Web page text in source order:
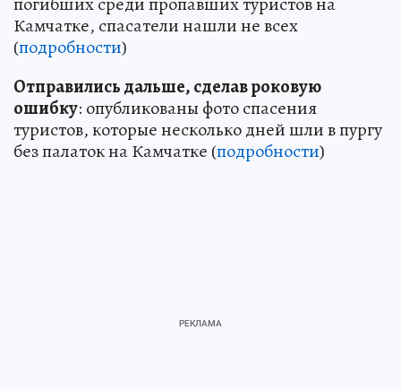
Камчатке, спасатели нашли не всех
(подробности)
Отправились дальше, сделав роковую
ошибку: опубликованы фото спасения
туристов, которые несколько дней шли в пургу
без палаток на Камчатке (подробности)